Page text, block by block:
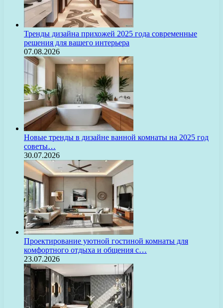
Тренды дизайна прихожей 2025 года современные
решения для вашего интерьера
07.08.2026
Новые тренды в дизайне ванной комнаты на 2025 год
советы…
30.07.2026
Проектирование уютной гостиной комнаты для
комфортного отдыха и общения с…
23.07.2026